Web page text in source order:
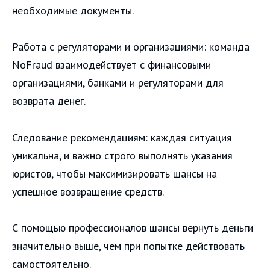
необходимые документы.
Работа с регуляторами и организациями: команда
NoFraud взаимодействует с финансовыми
организациями, банками и регуляторами для
возврата денег.
Следование рекомендациям: каждая ситуация
уникальна, и важно строго выполнять указания
юристов, чтобы максимизировать шансы на
успешное возвращение средств.
С помощью профессионалов шансы вернуть деньги
значительно выше, чем при попытке действовать
самостоятельно.